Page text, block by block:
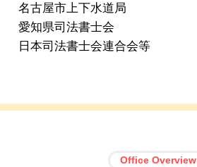
名古屋市上下水道局
愛知県司法書士会
日本司法書士会連合会等
Office Overview